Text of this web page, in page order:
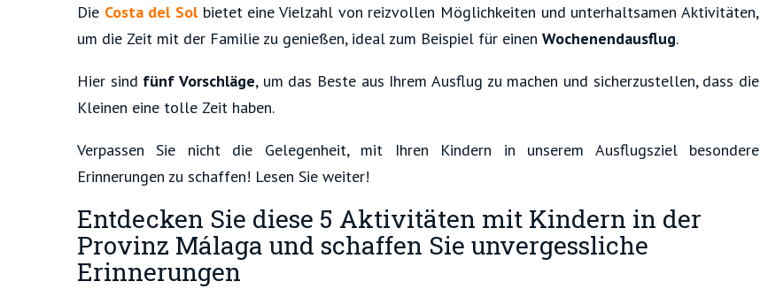
Die Costa del Solbietet eine Vielzahl von reizvollen Möglichkeiten und unterhaltsamen Aktivitäten,
um die Zeit mit der Familie zu genießen, ideal zum Beispiel für einen Wochenendausflug.
Hier sind fünf Vorschläge, um das Beste aus Ihrem Ausflug zu machen und sicherzustellen, dass die
Kleinen eine tolle Zeit haben.
Verpassen Sie nicht die Gelegenheit, mit Ihren Kindern in unserem Ausflugsziel besondere
Erinnerungen zu schaffen! Lesen Sie weiter!
Entdecken Sie diese 5 Aktivitäten mit Kindern in der
Provinz Málaga und schaffen Sie unvergessliche
Erinnerungen